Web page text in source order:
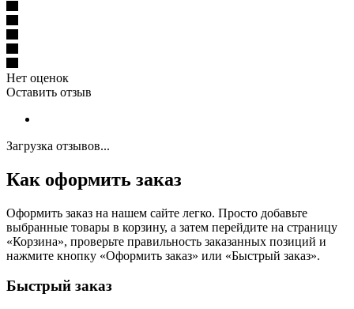
Нет оценок
Оставить отзыв
Загрузка отзывов...
Как оформить заказ
Оформить заказ на нашем сайте легко. Просто добавьте
выбранные товары в корзину, а затем перейдите на страницу
«Корзина», проверьте правильность заказанных позиций и
нажмите кнопку «Оформить заказ» или «Быстрый заказ».
Быстрый заказ